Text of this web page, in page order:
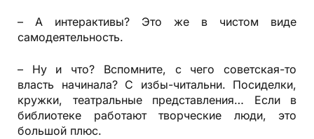
– А интерактивы? Это же в чистом виде
самодеятельность.
– Ну и что? Вспомните, с чего советская-то
власть начинала? С избы-читальни. Посиделки,
кружки, театральные представления… Если в
библиотеке работают творческие люди, это
большой плюс.